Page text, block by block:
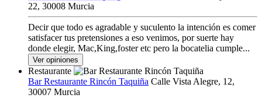
22, 30008 Murcia
Decir que todo es agradable y suculento la intención es comer
satisfacer tus pretensiones a eso venimos, por suerte hay
donde elegir, Mac,King,foster etc pero la bocatelia cumple...
Ver opiniones
Restaurante
Bar Restaurante Rincón Taquiña Calle Vista Alegre, 12,
30007 Murcia